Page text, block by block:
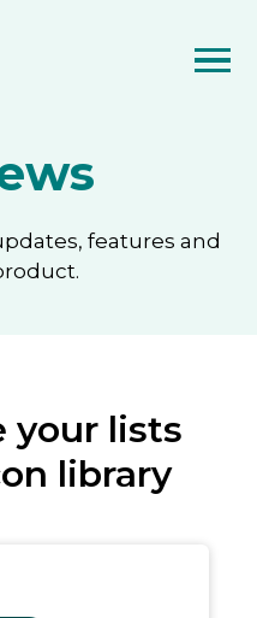
features and
your lists
library